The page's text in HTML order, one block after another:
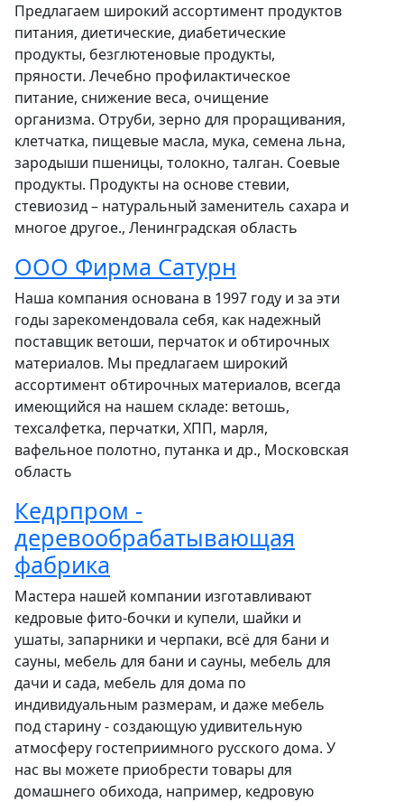
Предлагаем широкий ассортимент продуктов
питания, диетические, диабетические
продукты, безглютеновые продукты,
пряности. Лечебно профилактическое
питание, снижение веса, очищение
организма. Отруби, зерно для проращивания,
клетчатка, пищевые масла, мука, семена льна,
зародыши пшеницы, толокно, талган. Соевые
продукты. Продукты на основе стевии,
стевиозид – натуральный заменитель сахара и
многое другое., Ленинградская область
ООО Фирма Сатурн
Наша компания основана в 1997 году и за эти
годы зарекомендовала себя, как надежный
поставщик ветоши, перчаток и обтирочных
материалов. Мы предлагаем широкий
ассортимент обтирочных материалов, всегда
имеющийся на нашем складе: ветошь,
техсалфетка, перчатки, ХПП, марля,
вафельное полотно, путанка и др., Московская
область
Кедрпром -
деревообрабатывающая
фабрика
Мастера нашей компании изготавливают
кедровые фито-бочки и купели, шайки и
ушаты, запарники и черпаки, всё для бани и
сауны, мебель для бани и сауны, мебель для
дачи и сада, мебель для дома по
индивидуальным размерам, и даже мебель
под старину - создающую удивительную
атмосферу гостеприимного русского дома. У
нас вы можете приобрести товары для
домашнего обихода, например, кедровую